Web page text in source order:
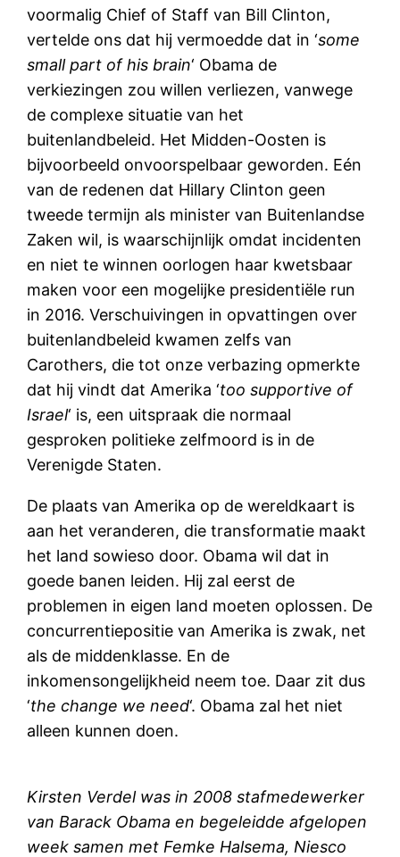
voormalig Chief of Staff van Bill Clinton,
vertelde ons dat hij vermoedde dat in ‘some
small part of his brain‘ Obama de
verkiezingen zou willen verliezen, vanwege
de complexe situatie van het
buitenlandbeleid. Het Midden-Oosten is
bijvoorbeeld onvoorspelbaar geworden. Eén
van de redenen dat Hillary Clinton geen
tweede termijn als minister van Buitenlandse
Zaken wil, is waarschijnlijk omdat incidenten
en niet te winnen oorlogen haar kwetsbaar
maken voor een mogelijke presidentiële run
in 2016. Verschuivingen in opvattingen over
buitenlandbeleid kwamen zelfs van
Carothers, die tot onze verbazing opmerkte
dat hij vindt dat Amerika ‘too supportive of
Israel‘ is, een uitspraak die normaal
gesproken politieke zelfmoord is in de
Verenigde Staten.
De plaats van Amerika op de wereldkaart is
aan het veranderen, die transformatie maakt
het land sowieso door. Obama wil dat in
goede banen leiden. Hij zal eerst de
problemen in eigen land moeten oplossen. De
concurrentiepositie van Amerika is zwak, net
als de middenklasse. En de
inkomensongelijkheid neem toe. Daar zit dus
‘the change we need‘. Obama zal het niet
alleen kunnen doen.
Kirsten Verdel was in 2008 stafmedewerker
van Barack Obama en begeleidde afgelopen
week samen met Femke Halsema, Niesco